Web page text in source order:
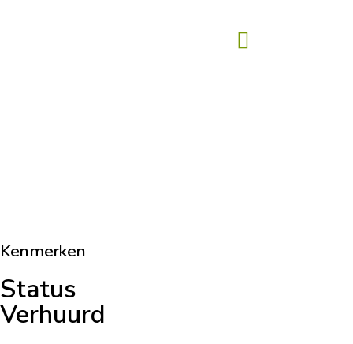
Kenmerken
Status
Verhuurd